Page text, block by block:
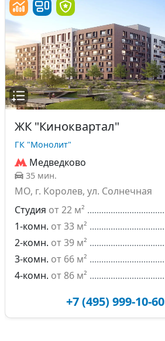
ЖК "Киноквартал"
ГК "Монолит"
Медведково
35 мин.
МО, г. Королев, ул. Солнечная
Студия от 22 м²
1-комн. от 33 м²
2-комн. от 39 м²
3-комн. от 66 м²
4-комн. от 86 м²
+7 (495) 999-10-60